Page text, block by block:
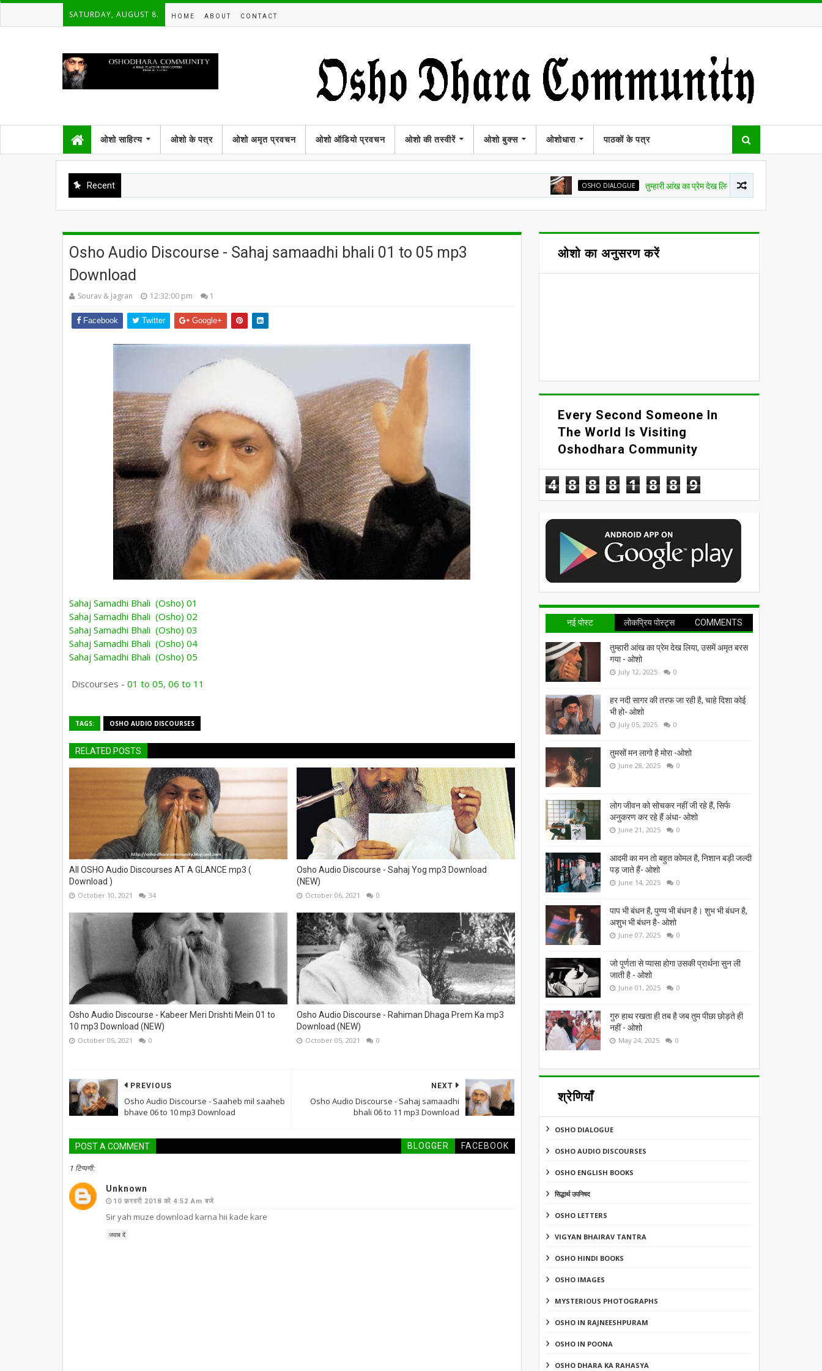
SATURDAY, AUGUST 8. HOME ABOUT CONTACT
ओशो साहित्य ओशो के पत्र ओशो अमृत प्रवचन ओशो ऑडियो प्रवचन ओशो की तस्वीरें ओशो बुक्स ओशोधारा पाठकों के पत्र
Recent OSHO DIALOGUE तुम्हारी आंख का प्रेम देख लिया, उसमें अमृत बरस गया - ओशो
Osho Audio Discourse - Sahaj samaadhi bhali 01 to 05 mp3
Download
Sourav & Jagran 12:32:00 pm 1
Facebook Twitter Google+
Sahaj Samadhi Bhali (Osho) 01
Sahaj Samadhi Bhali (Osho) 02
Sahaj Samadhi Bhali (Osho) 03
Sahaj Samadhi Bhali (Osho) 04
Sahaj Samadhi Bhali (Osho) 05
Discourses - 01 to 05, 06 to 11
TAGS: OSHO AUDIO DISCOURSES
RELATED POSTS
All OSHO Audio Discourses AT A GLANCE mp3 (
Download )
October 10, 2021 34
Osho Audio Discourse - Sahaj Yog mp3 Download
(NEW)
October 06, 2021 0
Osho Audio Discourse - Kabeer Meri Drishti Mein 01 to
10 mp3 Download (NEW)
October 05, 2021 0
Osho Audio Discourse - Rahiman Dhaga Prem Ka mp3
Download (NEW)
October 05, 2021 0
NEXT
Osho Audio Discourse - Sahaj samaadhi
bhali 06 to 11 mp3 Download
PREVIOUS
Osho Audio Discourse - Saaheb mil saaheb
bhave 06 to 10 mp3 Download
POST A COMMENT BLOGGER FACEBOOK
1 टिप्पणी:
Unknown
10 फ़रवरी 2018 को 4:52 Am बजे
Sir yah muze download karna hii kade kare
जवाब दें
ओशो का अनुसरण करें
Every Second Someone In
The World Is Visiting
Oshodhara Community
4 8 8 8 1 8 8 9
नई पोस्ट लोकप्रिय पोस्ट्स COMMENTS
तुम्हारी आंख का प्रेम देख लिया, उसमें अमृत बरस
गया - ओशो
July 12, 2025 0
हर नदी सागर की तरफ जा रही है, चाहे दिशा कोई
भी हो- ओशो
July 05, 2025 0
तुमसों मन लागो है मोरा -ओशो
June 28, 2025 0
लोग जीवन को सोचकर नहीं जी रहे हैं, सिर्फ
अनुकरण कर रहे हैं अंधा- ओशो
June 21, 2025 0
आदमी का मन तो बहुत कोमल है, निशान बड़ी जल्दी
पड़ जाते हैं- ओशो
June 14, 2025 0
पाप भी बंधन है, पुण्य भी बंधन है। शुभ भी बंधन है,
अशुभ भी बंधन है- ओशो
June 07, 2025 0
जो पूर्णता से प्यासा होगा उसकी प्रार्थना सुन ली
जाती है - ओशो
June 01, 2025 0
गुरु हाथ रखता ही तब है जब तुम पीछा छोड़ते ही
नहीं - ओशो
May 24, 2025 0
श्रेणियाँ
OSHO DIALOGUE
OSHO AUDIO DISCOURSES
OSHO ENGLISH BOOKS
सिद्धार्थ उपनिषद
OSHO LETTERS
VIGYAN BHAIRAV TANTRA
OSHO HINDI BOOKS
OSHO IMAGES
MYSTERIOUS PHOTOGRAPHS
OSHO IN RAJNEESHPURAM
OSHO IN POONA
OSHO DHARA KA RAHASYA